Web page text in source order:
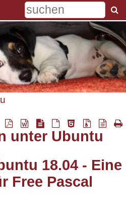
unter Ubuntu
18.04 - Eine
Free Pascal